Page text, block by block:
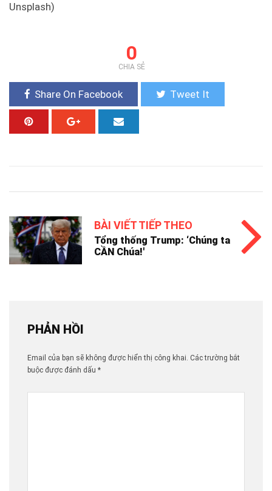
Unsplash)
0
CHIA SẺ
Share On Facebook Tweet It
BÀI VIẾT TIẾP THEO
Tổng thống Trump: ‘Chúng ta
CẦN Chúa!'
PHẢN HỒI
Email của bạn sẽ không được hiển thị công khai. Các trường bắt
buộc được đánh dấu *